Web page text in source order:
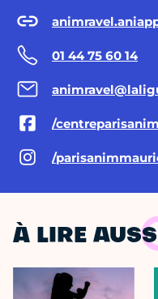
01 44 75 60 14
/
/
À LIRE